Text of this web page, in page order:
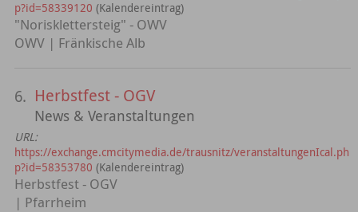
p?id=58339120 (Kalendereintrag)
"Norisklettersteig" - OWV
OWV | Fränkische Alb
6. Herbstfest - OGV
News & Veranstaltungen
URL:
https://exchange.cmcitymedia.de/trausnitz/veranstaltungenIcal.ph
p?id=58353780 (Kalendereintrag)
Herbstfest - OGV
| Pfarrheim